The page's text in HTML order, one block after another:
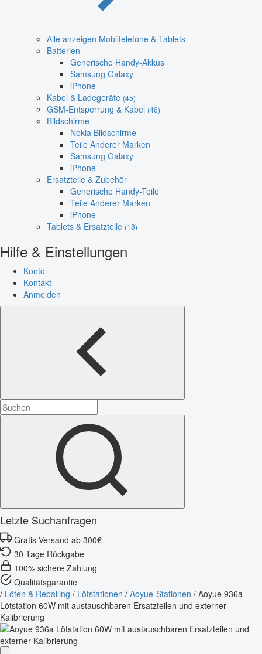
Alle anzeigen Mobiltelefone & Tablets
Batterien
Generische Handy-Akkus
Samsung Galaxy
iPhone
Kabel & Ladegeräte (45)
GSM-Entsperrung & Kabel (46)
Bildschirme
Nokia Bildschirme
Teile Anderer Marken
Samsung Galaxy
iPhone
Ersatzteile & Zubehör
Generische Handy-Teile
Teile Anderer Marken
iPhone
Tablets & Ersatzteile (18)
Hilfe & Einstellungen
Konto
Kontakt
Anmelden
Letzte Suchanfragen
Gratis Versand ab 300€
30 Tage Rückgabe
100% sichere Zahlung
Qualitätsgarantie
/ Löten & Reballing / Lötstationen / Aoyue-Stationen / Aoyue 936a
Lötstation 60W mit austauschbaren Ersatzteilen und externer
Kalibrierung